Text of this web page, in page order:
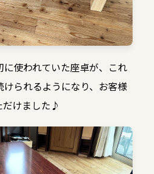
使われていた座卓が、これ
られるようになり、お客様
だけました♪